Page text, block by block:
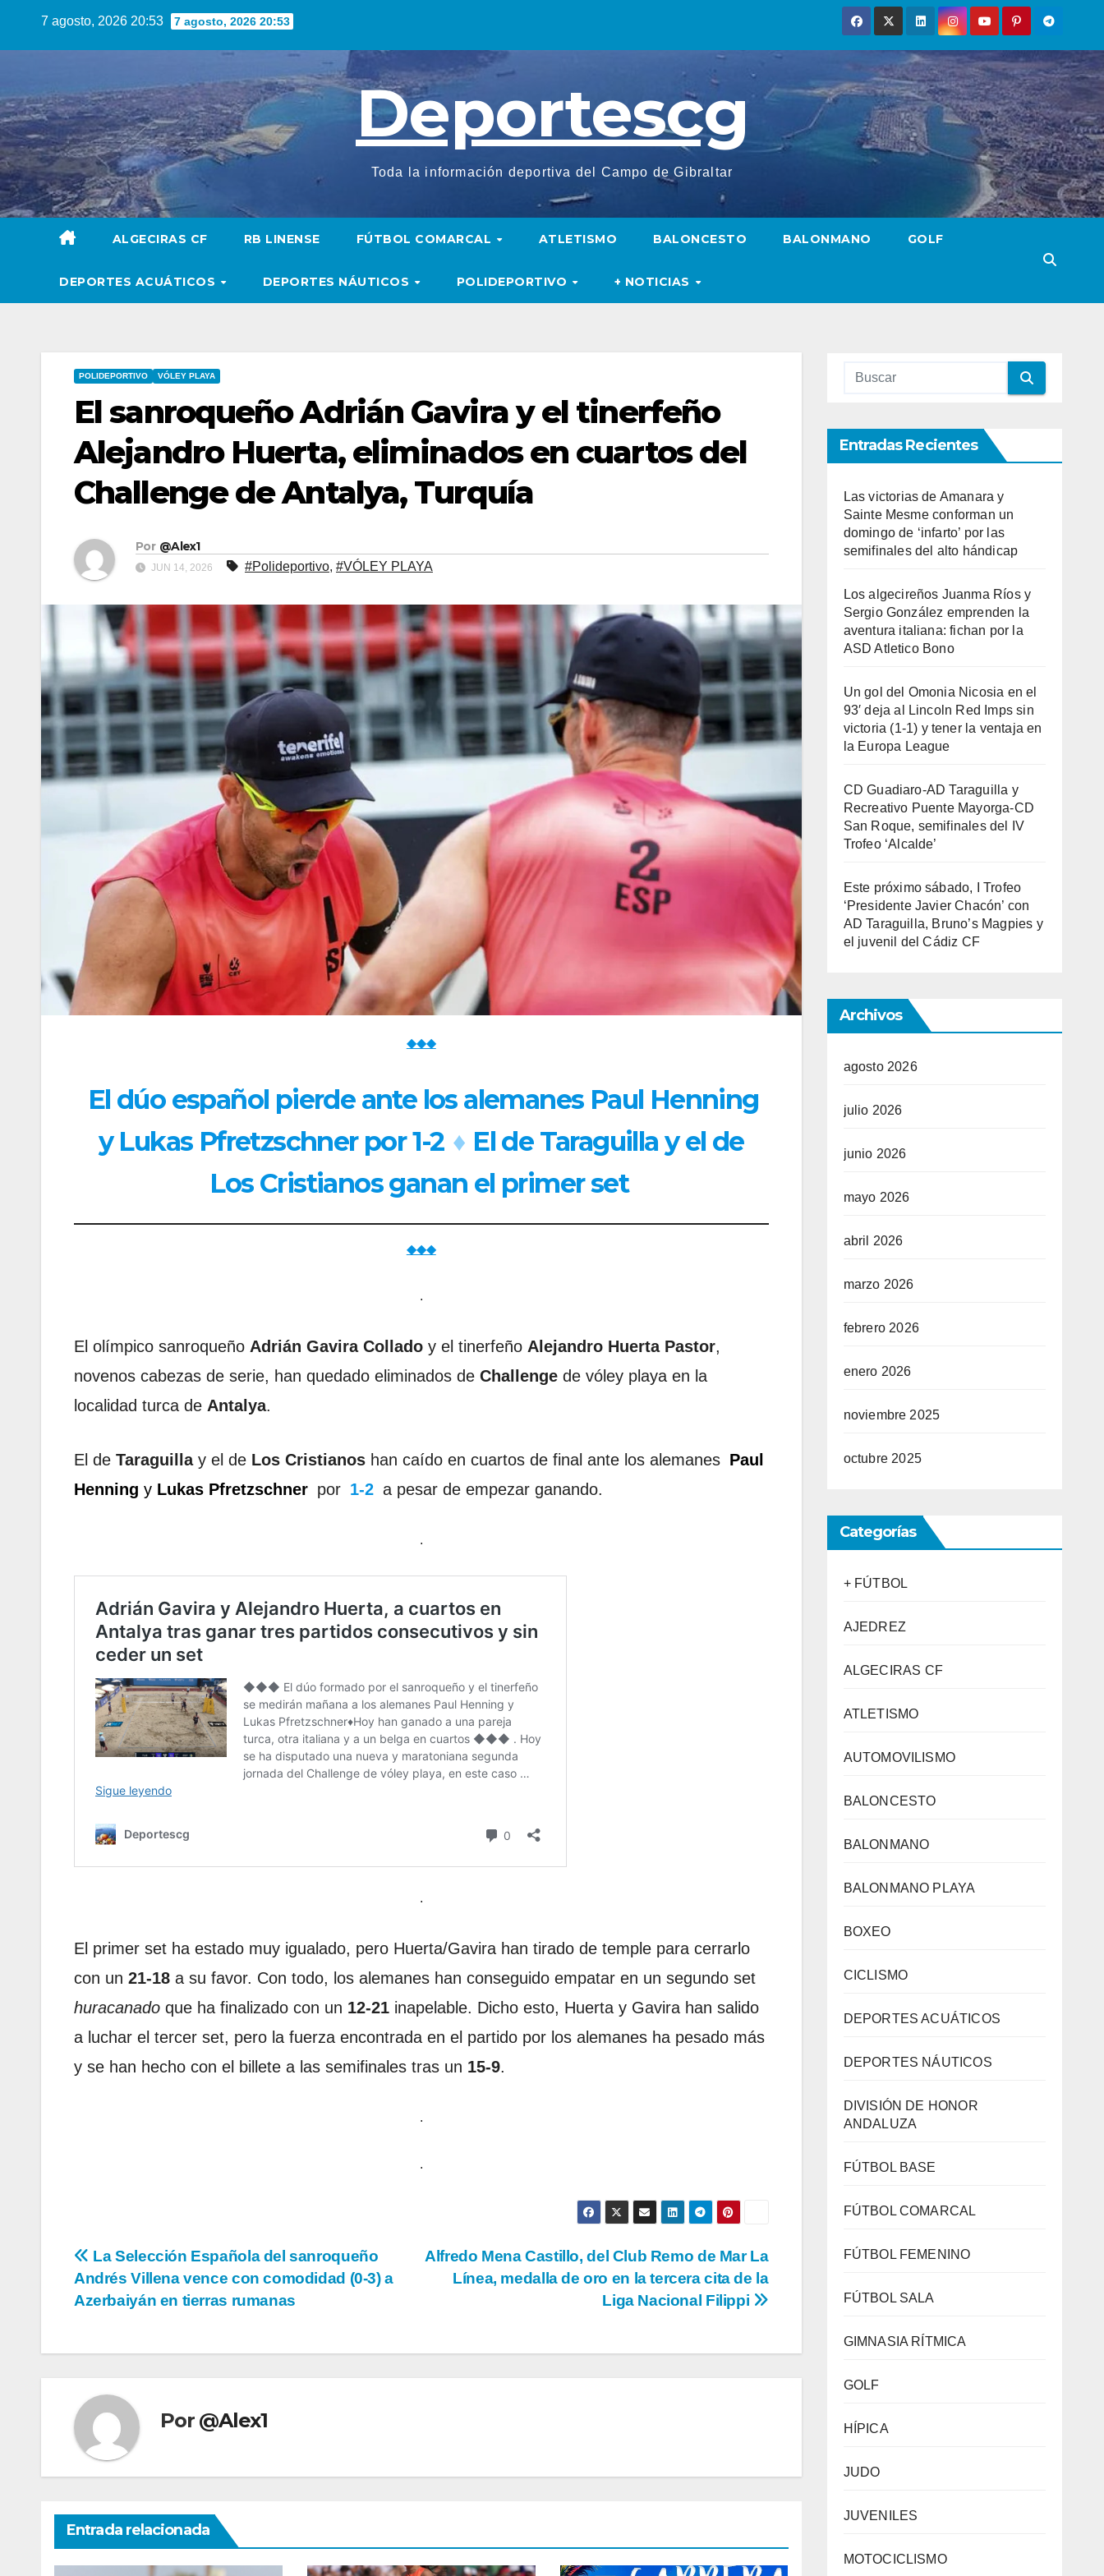
7 agosto, 2026 20:53 7 agosto, 2026 20:53
Deportescg
Toda la información deportiva del Campo de Gibraltar
ALGECIRAS CF RB LINENSE FÚTBOL COMARCAL ATLETISMO BALONCESTO BALONMANO GOLF
DEPORTES ACUÁTICOS DEPORTES NÁUTICOS POLIDEPORTIVO + NOTICIAS
POLIDEPORTIVO VÓLEY PLAYA
El sanroqueño Adrián Gavira y el tinerfeño
Alejandro Huerta, eliminados en cuartos del
Challenge de Antalya, Turquía
Por @Alex1
JUN 14, 2026 #Polideportivo, #VÓLEY PLAYA
◆◆◆
El dúo español pierde ante los alemanes Paul Henning
y Lukas Pfretzschner por 1-2 ♦ El de Taraguilla y el de
Los Cristianos ganan el primer set
◆◆◆
.
El olímpico sanroqueño Adrián Gavira Collado y el tinerfeño Alejandro Huerta Pastor,
novenos cabezas de serie, han quedado eliminados de Challenge de vóley playa en la
localidad turca de Antalya.
El de Taraguillay el de Los Cristianos han caído en cuartos de final ante los alemanes Paul
Henning y Lukas Pfretzschner por 1-2 a pesar de empezar ganando.
.
.
El primer set ha estado muy igualado, pero Huerta/Gavira han tirado de temple para cerrarlo
con un 21-18 a su favor. Con todo, los alemanes han conseguido empatar en un segundo set
huracanado que ha finalizado con un 12-21 inapelable. Dicho esto, Huerta y Gavira han salido
a luchar el tercer set, pero la fuerza encontrada en el partido por los alemanes ha pesado más
y se han hecho con el billete a las semifinales tras un 15-9.
.
.
Navegación
de
Alfredo Mena Castillo, del Club Remo de Mar La
Línea, medalla de oro en la tercera cita de la
Liga Nacional Filippi
La Selección Española del sanroqueño
Andrés Villena vence con comodidad (0-3) a
Azerbaiyán en tierras rumanas
Por @Alex1
Entrada relacionada
Entradas Recientes
Las victorias de Amanara y
Sainte Mesme conforman un
domingo de ‘infarto’ por las
semifinales del alto hándicap
Los algecireños Juanma Ríos y
Sergio González emprenden la
aventura italiana: fichan por la
ASD Atletico Bono
Un gol del Omonia Nicosia en el
93′ deja al Lincoln Red Imps sin
victoria (1-1) y tener la ventaja en
la Europa League
CD Guadiaro-AD Taraguilla y
Recreativo Puente Mayorga-CD
San Roque, semifinales del IV
Trofeo ‘Alcalde’
Este próximo sábado, I Trofeo
‘Presidente Javier Chacón’ con
AD Taraguilla, Bruno’s Magpies y
el juvenil del Cádiz CF
Archivos
agosto 2026
julio 2026
junio 2026
mayo 2026
abril 2026
marzo 2026
febrero 2026
enero 2026
noviembre 2025
octubre 2025
Categorías
+ FÚTBOL
AJEDREZ
ALGECIRAS CF
ATLETISMO
AUTOMOVILISMO
BALONCESTO
BALONMANO
BALONMANO PLAYA
BOXEO
CICLISMO
DEPORTES ACUÁTICOS
DEPORTES NÁUTICOS
DIVISIÓN DE HONOR
ANDALUZA
FÚTBOL BASE
FÚTBOL COMARCAL
FÚTBOL FEMENINO
FÚTBOL SALA
GIMNASIA RÍTMICA
GOLF
HÍPICA
JUDO
JUVENILES
MOTOCICLISMO